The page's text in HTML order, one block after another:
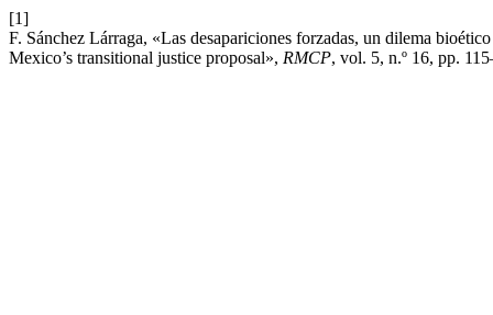
[1]
F. Sánchez Lárraga, «Las desapariciones forzadas, un dilema
Mexico’s transitional justice proposal», RMCP, vol. 5, n.º 16, pp.